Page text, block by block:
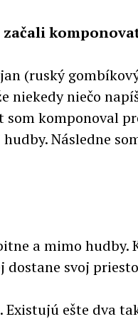
(ruský
niekedy niečo
som komponoval
Následne
a mimo hudby.
dostane svoj
ešte dva